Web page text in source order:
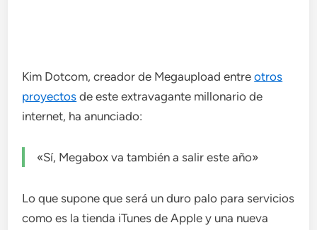
Kim Dotcom, creador de Megaupload entreotros
proyectos de este extravagante millonario de
internet, ha anunciado:
«Sí, Megabox va también a salir este año»
Lo que supone que será un duro palo para servicios
como es la tienda iTunes de Apple y una nueva